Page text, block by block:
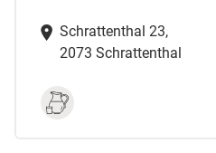
Schrattenthal 23,
2073 Schrattenthal